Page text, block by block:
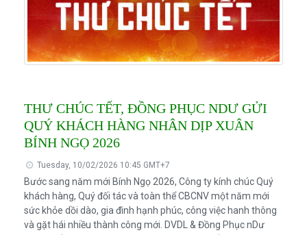
THƯ CHÚC TẾT, ĐỒNG PHỤC NDƯ GỬI
QUÝ KHÁCH HÀNG NHÂN DỊP XUÂN
BÍNH NGỌ 2026
Tuesday, 10/02/2026 10:45 GMT+7
Bước sang năm mới Bính Ngọ 2026, Công ty kính chúc Quý
khách hàng, Quý đối tác và toàn thể CBCNV một năm mới
sức khỏe dồi dào, gia đình hạnh phúc, công việc hanh thông
và gặt hái nhiều thành công mới. DVDL & Đồng Phục nDư